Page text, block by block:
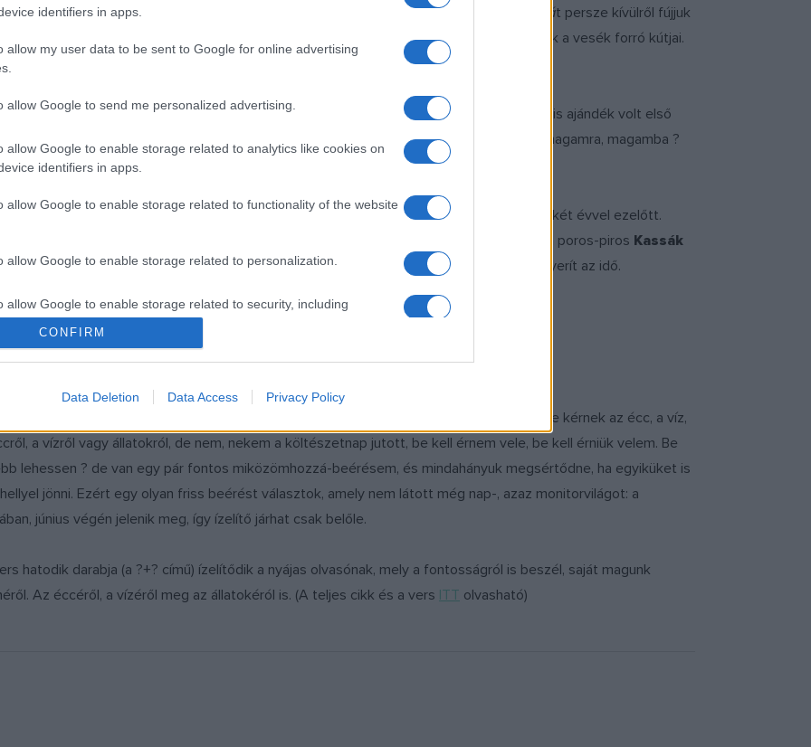
identifiers in apps.
allow my user data to be sent to Google for online advertising
allow Google to send me personalized advertising.
allow Google to enable storage related to analytics like cookies on
identifiers in apps.
allow Google to enable storage related to functionality of the website
allow Google to enable storage related to personalization.
allow Google to enable storage related to security, including
functionality and fraud prevention, and other user protection.
CONFIRM
Data Deletion Data Access Privacy Policy
készen-kapottat (értsd: megvannak a maguk dédelgette frázis-klasszikusaik). Az
Ódát persze kívülről fújjuk
tivornyák. Sunyi memoriterek. A Liget sarkánál hugyozni készülődve felbuzognak a vesék forró kútjai.
Megtanulsz csendben maradni. Istenhozott a talajfronton.
tizenhat évesen rádöbbentem, lakásunkban nem teremnek a könyvek. J.A.-összese is ajándék volt első
felértékelődött. Vagy csak én kezdtem más szemmel tágulni a világban? Benne magamra, magamba ?
gyötört. Hízásra hajlamos vagyok, testi-lelki értelemben.
rágva? ? A Weöreskötetet, amiből a szakasznyitót másolom, már loptam. Tizenkét évvel ezelőtt.
tagadtam. Persze vásároltam azontúl. Tíz év alatt a
-ig (a poros-piros Kassák
csalóka élettel telített. Hallom szinte korai örömmámorom, amint papagájosan felnyerít az idő.
Mondjam el, miért fontos, mi közöm hozzá. Ó, bár egyszer érném meg, hogy ilyesmire kérnek az écc, a víz,
a vízről vagy állatokról, de nem, nekem a költészetnap jutott, be kell érnem vele, be kell érniük velem. Be
lehessen ? de van egy pár fontos miközömhozzá-beérésem, és mindahányuk megsértődne, ha egyiküket is
jönni. Ezért egy olyan friss beérést választok, amely nem látott még nap-, azaz monitorvilágot: a
június végén jelenik meg, így ízelítő járhat csak belőle.
hatodik darabja (a ?+? című) ízelítődik a nyájas olvasónak, mely a fontosságról is beszél, saját magunk
Az éccéről, a vízéről meg az állatokéról is. (A teljes cikk és a vers ITT olvasható)